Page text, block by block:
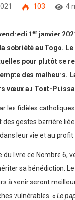
103 4
1 er janvier
sobriété au Togo.
pour plutôt se
des malheurs.
vœux au Tout-
les fidèles
des gestes barrière
leur vie et au profit
du livre de Nombre 6,
sa bénédiction.
à venir seront
vulnérables. « Le